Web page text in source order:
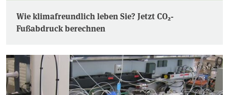
Wie klimafreundlich leben Sie? Jetzt CO₂-
Fußabdruck berechnen